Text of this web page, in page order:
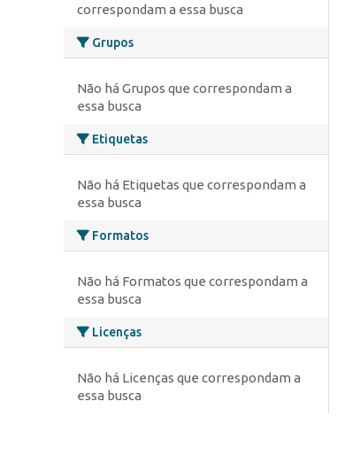
correspondam a essa busca
Grupos
Não há Grupos que correspondam a
essa busca
Etiquetas
Não há Etiquetas que correspondam a
essa busca
Formatos
Não há Formatos que correspondam a
essa busca
Licenças
Não há Licenças que correspondam a
essa busca